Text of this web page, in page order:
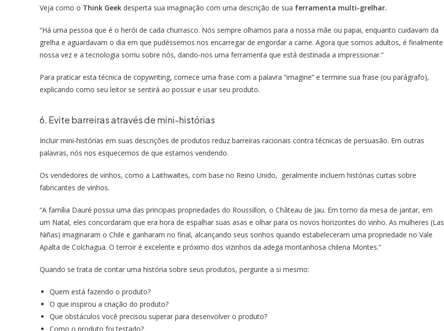
Veja como o Think Geek desperta sua imaginação com uma descrição de sua ferramenta multi-grelhar.
“Há uma pessoa que é o herói de cada churrasco. Nós sempre olhamos para a nossa mãe ou papai, enquanto cuidavam da
grelha e aguardavam o dia em que pudéssemos nos encarregar de engordar a carne. Agora que somos adultos, é finalmente
nossa vez e a tecnologia sorriu sobre nós, dando-nos uma ferramenta que está destinada a impressionar.”
Para praticar esta técnica de copywriting, comece uma frase com a palavra “imagine” e termine sua frase (ou parágrafo),
explicando como seu leitor se sentirá ao possuir e usar seu produto.
6. Evite barreiras através de mini-histórias
Incluir mini-histórias em suas descrições de produtos reduz barreiras racionais contra técnicas de persuasão. Em outras
palavras, nós nos esquecemos de que estamos vendendo.
Os vendedores de vinhos, como a Laithwaites, com base no Reino Unido, geralmente incluem histórias curtas sobre
fabricantes de vinhos.
“A família Dauré possui uma das principais propriedades do Roussillon, o Château de Jau. Em torno da mesa de jantar, em
um Natal, eles concordaram que era hora de espalhar suas asas e olhar para os novos horizontes do vinho. As mulheres (Las
Niñas) imaginaram o Chile e ganharam no final, alcançando seus sonhos quando estabeleceram uma propriedade no Vale
Apalta de Colchagua. O terroir é excelente e próximo dos vizinhos da adega montanhosa chilena Montes.”
Quando se trata de contar uma história sobre seus produtos, pergunte a si mesmo:
Quem está fazendo o produto?
O que inspirou a criação do produto?
Que obstáculos você precisou superar para desenvolver o produto?
Como o produto foi testado?